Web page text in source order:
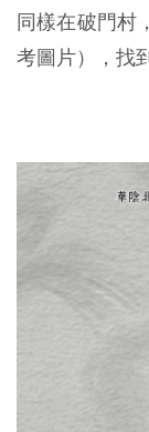
同樣在破門村
考圖片），找